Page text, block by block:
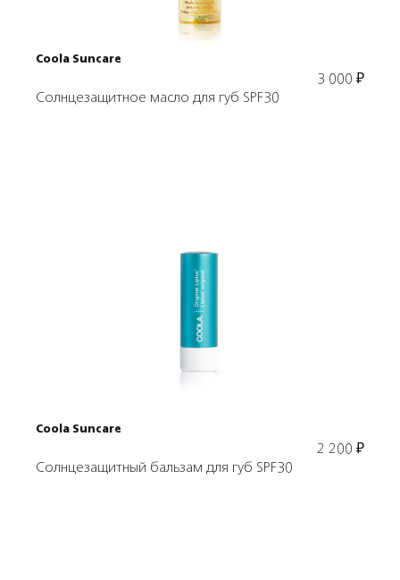
Coola Suncare
3 000 ₽
Солнцезащитное масло для губ SPF30
Подробнее
В корзину
Coola Suncare
2 200 ₽
Солнцезащитный бальзам для губ SPF30